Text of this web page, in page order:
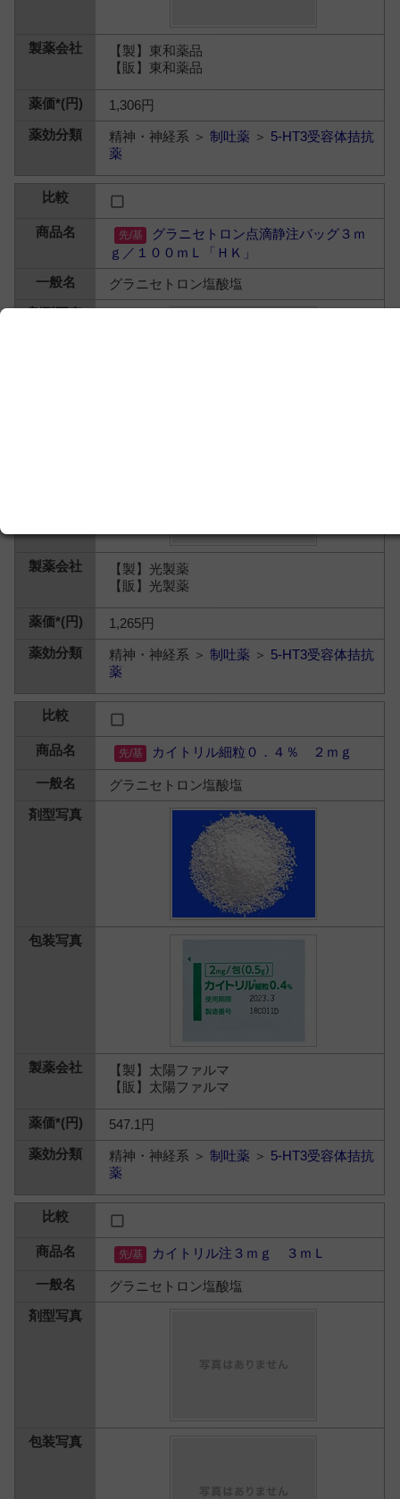
【製】東和薬品
【販】東和薬品
1,306円
精神・神経系 ＞制吐薬 ＞ 5-HT3受容体拮抗
薬
グラニセトロン点滴静注バッグ３ｍ
ｇ／１００ｍＬ「ＨＫ」
グラニセトロン塩酸塩
【製】光製薬
【販】光製薬
1,265円
精神・神経系 ＞制吐薬 ＞ 5-HT3受容体拮抗
薬
カイトリル細粒０．４％ ２ｍｇ
グラニセトロン塩酸塩
【製】太陽ファルマ
【販】太陽ファルマ
547.1円
精神・神経系 ＞制吐薬 ＞ 5-HT3受容体拮抗
薬
カイトリル注３ｍｇ ３ｍＬ
グラニセトロン塩酸塩